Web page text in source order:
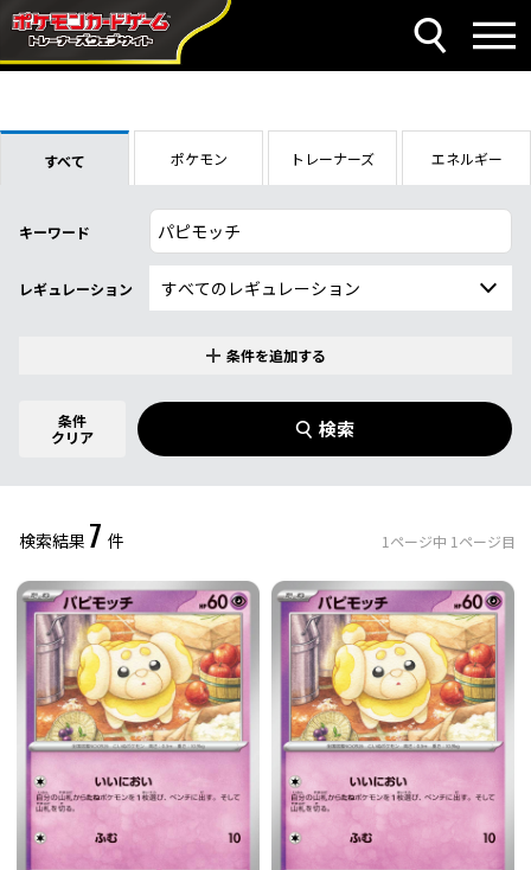
すべて ポケモン トレーナーズ エネルギー
キーワード
レギュレーション
商品名
イラストレーター
レアリティ 0件選択中
ミラー仕様のカード 件選択中
条件を追加する
条件
クリア
検索
検索結果 7 件 1 ページ中 1 ページ目